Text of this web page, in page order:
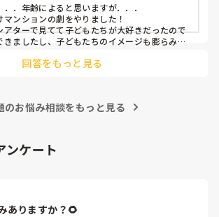
．年齢によると思いますが．．．
ンションの劇をやりました！
アターで見てて子どもたちが大好きだったので
きましたし、子どもたちのイメージも膨らみや
回答をもっと見る
のお悩み相談をもっと見る
ンケート
ありますか？🌻